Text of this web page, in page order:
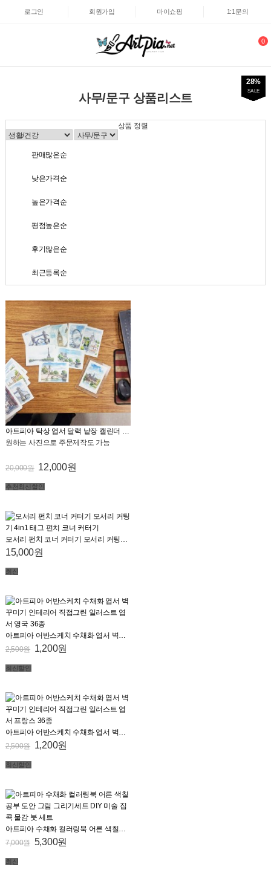
로그인 회원가입 마이쇼핑 1:1문의
0
사무/문구 상품리스트
상품 정렬
판매많은순
낮은가격순
높은가격순
평점높은순
후기많은순
최근등록순
40%
SALE
아트피아 탁상 엽서 달력 낱장 캘린더 업무 일정관리 월력 아크릴 거치대 세트
원하는 사진으로 주문제작도 가능
20,000원 12,000원
추천 최신 할인
모서리 펀치 코너 커터기 모서리 커팅기 4in1 태그 펀치 코너 커터기
15,000원
최신
52%
SALE
아트피아 어반스케치 수채화 엽서 벽꾸미기 인테리어 직접그린 일러스트 엽서 영국 36종
2,500원 1,200원
최신 할인
52%
SALE
아트피아 어반스케치 수채화 엽서 벽꾸미기 인테리어 직접그린 일러스트 엽서 프랑스 36종
2,500원 1,200원
최신 할인
24%
SALE
아트피아 수채화 컬러링북 어른 색칠공부 도안 그림 그리기세트 DIY 미술 집콕 물감 붓 세트
7,000원 5,300원
최신
20%
SALE
20%
SALE
60%
SALE
30%
SALE
22%
SALE
37%
SALE
28%
SALE